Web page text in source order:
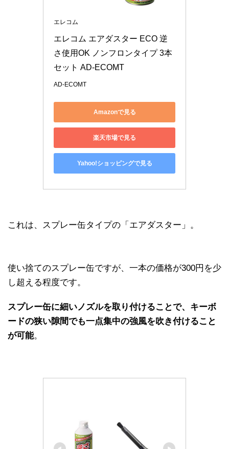
エレコム
エレコム エアダスター ECO 逆
さ使用OK ノンフロンタイプ 3本
セット AD-ECOMT
AD-ECOMT
Amazonで見る
楽天市場で見る
Yahoo!ショッピングで見る
これは、スプレー缶タイプの「エアダスター」。
使い捨てのスプレー缶ですが、一本の価格が300円を少
し超える程度です。
スプレー缶に細いノズルを取り付けることで、キーボ
ードの狭い隙間でも一点集中の強風を吹き付けること
が可能。